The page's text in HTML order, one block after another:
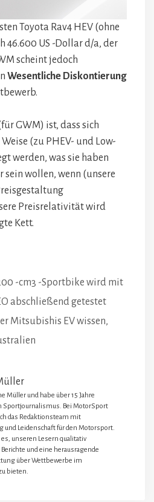
Toyota Rav4 HEV (ohne
46.600 US -Dollar d/a, der
scheint jedoch
Wesentliche Diskontierung
GWM) ist, dass sich
(zu PHEV- und Low-
werden, was sie haben
sein wollen, wenn (unsere
Preisrelativität wird
Kett.
-cm3 -Sportbike wird mit
abschließend getestet
Mitsubishis EV wissen,
Müller und habe über 15 Jahre
Sportjournalismus. Bei MotorSport
das Redaktionsteam mit
und Leidenschaft für den Motorsport.
unseren Lesern qualitativ
und eine herausragende
über Wettbewerbe im
bieten.